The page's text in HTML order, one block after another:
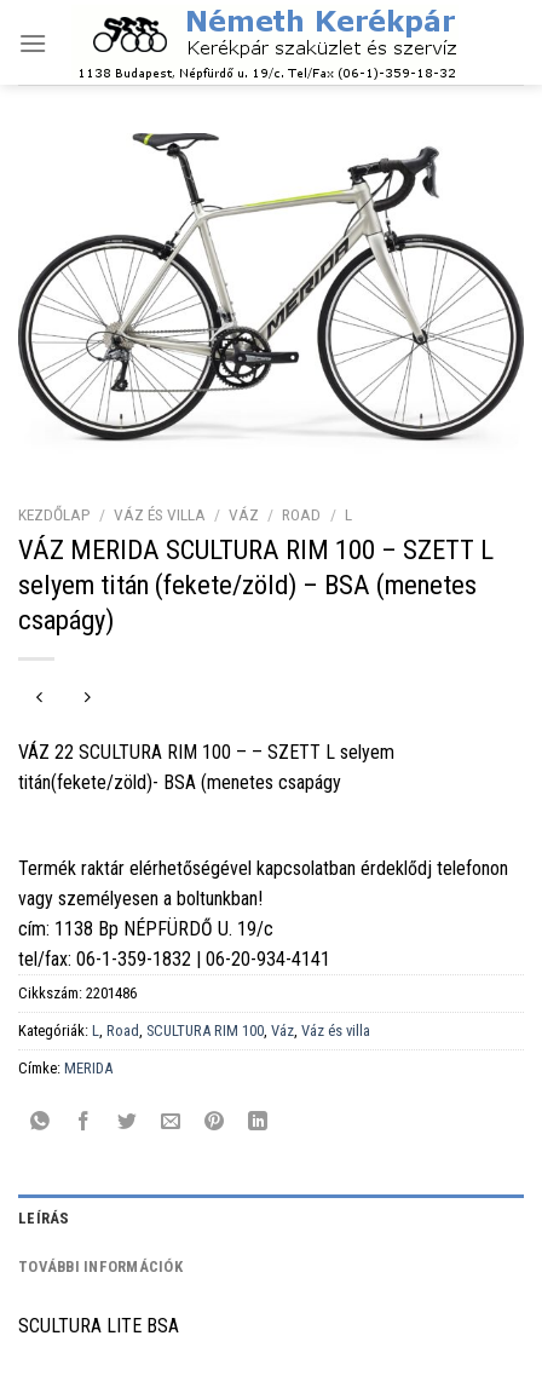
KEZDŐLAP / VÁZ ÉS VILLA / VÁZ / ROAD / L
VÁZ MERIDA SCULTURA RIM 100 – SZETT L
selyem titán (fekete/zöld) – BSA (menetes
csapágy)
VÁZ 22 SCULTURA RIM 100 – – SZETT L selyem
titán(fekete/zöld)- BSA (menetes csapágy
Termék raktár elérhetőségével kapcsolatban érdeklődj telefonon
vagy személyesen a boltunkban!
cím: 1138 Bp NÉPFÜRDŐ U. 19/c
tel/fax: 06-1-359-1832 | 06-20-934-4141
Cikkszám: 2201486
Kategóriák: L, Road, SCULTURA RIM 100, Váz, Váz és villa
Címke: MERIDA
LEÍRÁS
TOVÁBBI INFORMÁCIÓK
SCULTURA LITE BSA